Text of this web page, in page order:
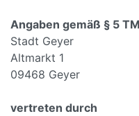
Angaben gemäß § 5
Stadt Geyer
Altmarkt 1
09468 Geyer
vertreten durch